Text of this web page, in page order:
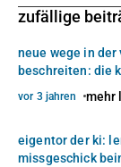
zufällige
neue wege in
beschreiten: die
vor 3 jahren mehr
eigentor der ki:
missgeschick